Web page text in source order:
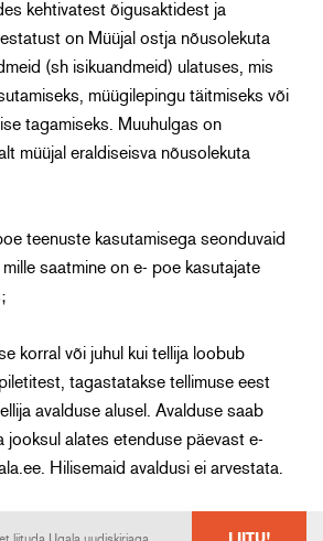
kehtivatest õigusaktidest ja
on Müüjal ostja nõusolekuta
(sh isikuandmeid) ulatuses, mis
müügilepingu täitmiseks või
tagamiseks. Muuhulgas on
müüjal eraldiseisva nõusolekuta
teenuste kasutamisega seonduvaid
saatmine on e- poe kasutajate
korral või juhul kui tellija loobub
tagastatakse tellimuse eest
avalduse alusel. Avalduse saab
jooksul alates etenduse päevast e-
Hilisemaid avaldusi ei arvestata.